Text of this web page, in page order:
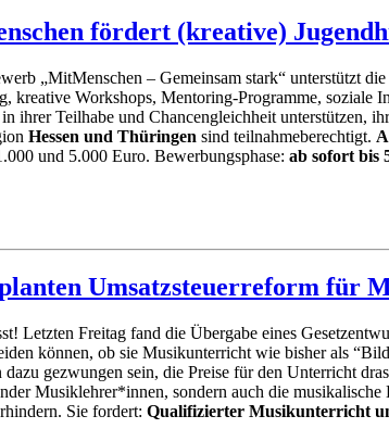
fördert (kreative)
„MitMenschen – Gemeinsam stark“ unterstützt
kreative Workshops, Mentoring-Programme, soziale
ihrer Teilhabe und Chancengleichheit unterstützen,
Hessen und Thüringen sind teilnahmeberechtigt.
und 5.000 Euro. Bewerbungsphase: ab sofort bis
Umsatzsteuerreform für
Letzten Freitag fand die Übergabe eines
können, ob sie Musikunterricht wie bisher als
gezwungen sein, die Preise für den Unterricht
Musiklehrer*innen, sondern auch die
Sie fordert: Qualifizierter Musikunterricht